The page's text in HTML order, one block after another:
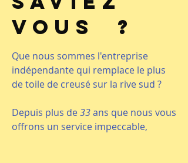
vous ?
Que nous sommes l'entreprise
indépendante qui remplace le plus
de toile de creusé sur la rive sud ?
Depuis plus de33ans que nous vous
offrons un service impeccable,